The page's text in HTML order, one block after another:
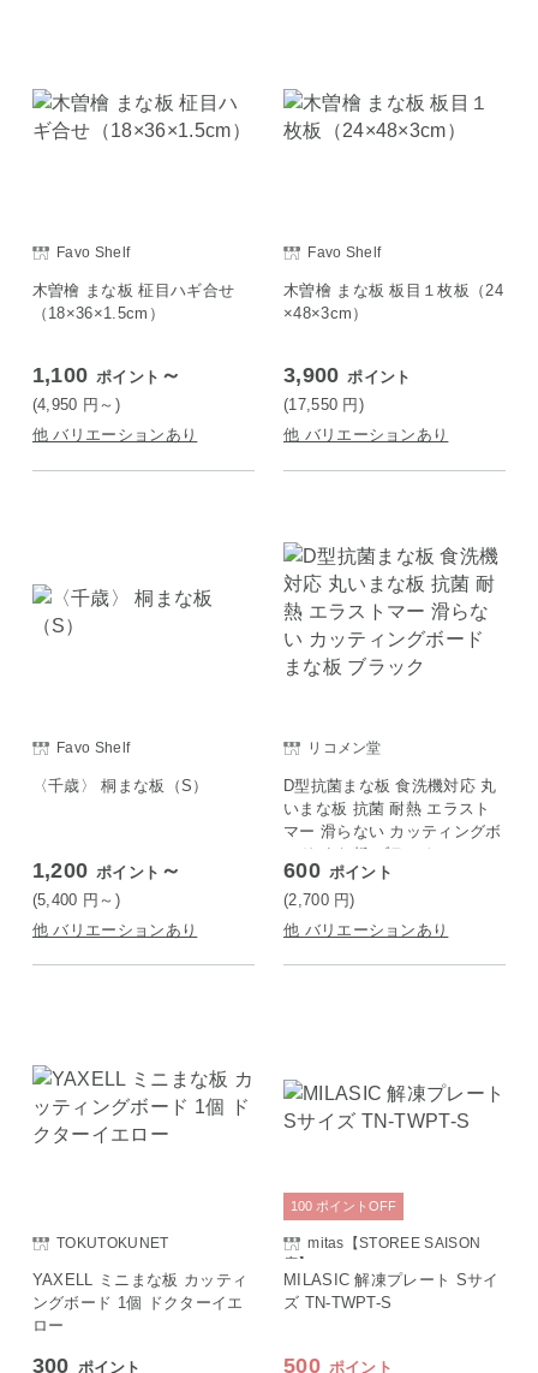
Favo Shelf
木曽檜 まな板 柾目ハギ合せ
（18×36×1.5cm）
1,100 ポイント ～
(4,950 円 ～)
他 バリエーションあり
Favo Shelf
木曽檜 まな板 板目１枚板（24
×48×3cm）
3,900 ポイント
(17,550 円 )
他 バリエーションあり
Favo Shelf
〈千歳〉 桐まな板（S）
1,200 ポイント ～
(5,400 円 ～)
他 バリエーションあり
リコメン堂
D型抗菌まな板 食洗機対応 丸
いまな板 抗菌 耐熱 エラスト
マー 滑らない カッティングボ
ード まな板 ブラック
600 ポイント
(2,700 円)
他 バリエーションあり
TOKUTOKUNET
YAXELL ミニまな板 カッティ
ングボード 1個 ドクターイエ
ロー
300 ポイント
mitas【STOREE SAISON
店】
MILASIC 解凍プレート Sサイ
ズ TN-TWPT-S
500 ポイント
100 ポイント OFF